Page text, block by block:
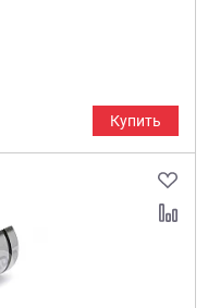
Купить